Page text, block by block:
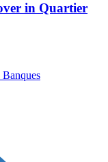
in Quartier